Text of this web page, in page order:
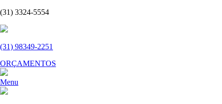
(31) 3324-5554
(31) 98349-2251
ORÇAMENTOS
Menu